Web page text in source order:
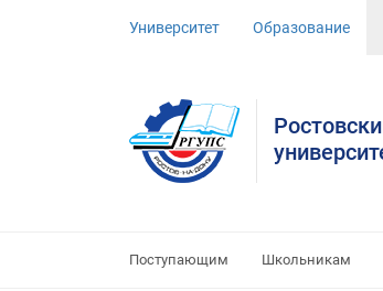
Университет Образование
Поступающим Школьникам